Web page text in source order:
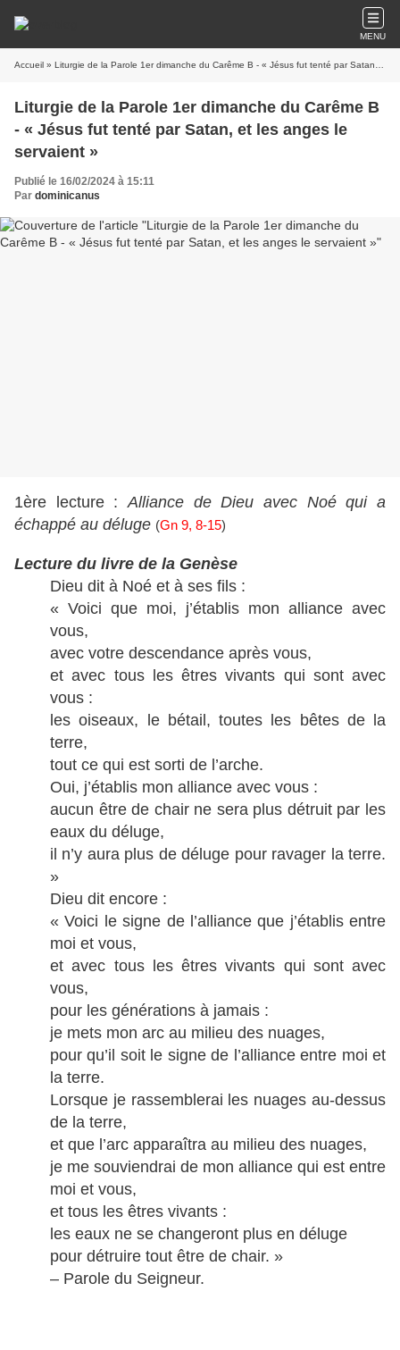
MENU
Accueil » Liturgie de la Parole 1er dimanche du Carême B - « Jésus fut tenté par Satan, et les anges le servaient »
Liturgie de la Parole 1er dimanche du Carême B
- « Jésus fut tenté par Satan, et les anges le
servaient »
Publié le 16/02/2024 à 15:11
Par dominicanus
1ère lecture :Alliance de Dieu avec Noé qui a
échappé au déluge (Gn 9, 8-15)
Lecture du livre de la Genèse
Dieu dit à Noé et à ses fils :
« Voici que moi, j’établis mon alliance avec
vous,
avec votre descendance après vous,
et avec tous les êtres vivants qui sont avec
vous :
les oiseaux, le bétail, toutes les bêtes de la
terre,
tout ce qui est sorti de l’arche.
Oui, j’établis mon alliance avec vous :
aucun être de chair ne sera plus détruit par les
eaux du déluge,
il n’y aura plus de déluge pour ravager la terre.
»
Dieu dit encore :
« Voici le signe de l’alliance que j’établis entre
moi et vous,
et avec tous les êtres vivants qui sont avec
vous,
pour les générations à jamais :
je mets mon arc au milieu des nuages,
pour qu’il soit le signe de l’alliance entre moi et
la terre.
Lorsque je rassemblerai les nuages au-dessus
de la terre,
et que l’arc apparaîtra au milieu des nuages,
je me souviendrai de mon alliance qui est entre
moi et vous,
et tous les êtres vivants :
les eaux ne se changeront plus en déluge
pour détruire tout être de chair. »
– Parole du Seigneur.